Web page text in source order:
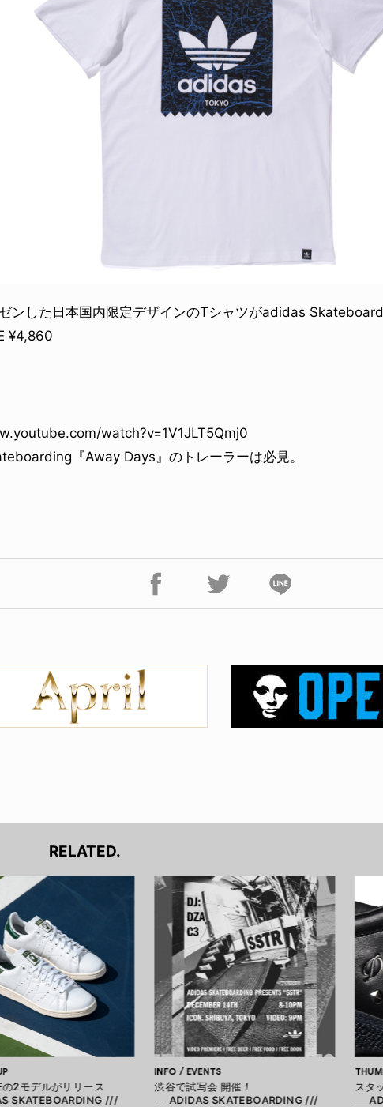
ンした日本国内限定デザインのTシャツがadidas
¥4,860
watch?v=1V1JLT5Qmj0
『Away Days』のトレーラーは必見。
RELATED.
2モデルがリリース
SKATEBOARDING ///
INFO / EVENTS
渋谷で試写会 開催！
──ADIDAS SKATEBOARDING ///
スタ